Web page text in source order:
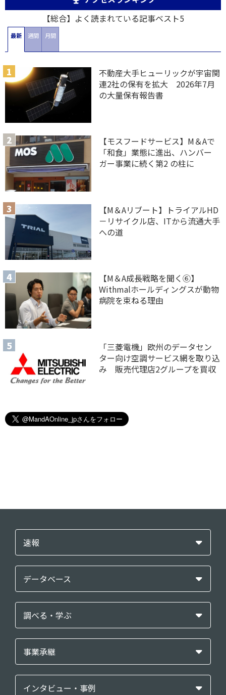
【総合】よく読まれている記事ベスト5
最新 週間 月間
不動産大手ヒューリックが宇宙関
連2社の保有を拡大 2026年7月
の大量保有報告書
【モスフードサービス】M＆Aで
「和食」業態に進出、ハンバー
ガー事業に続く第2 の柱に
【M＆Aリブート】トライアルHD
－リサイクル店、ITから流通大手
への道
【M＆A 成長戦略を聞く⑥】
Withmalホールディングスが動物
病院を束ねる理由
「三菱電機」欧州のデータセン
ター向け空調サービス網を取り込
み 販売代理店2グループを買収
速報
データベース
調べる・学ぶ
事業承継
インタビュー・事例